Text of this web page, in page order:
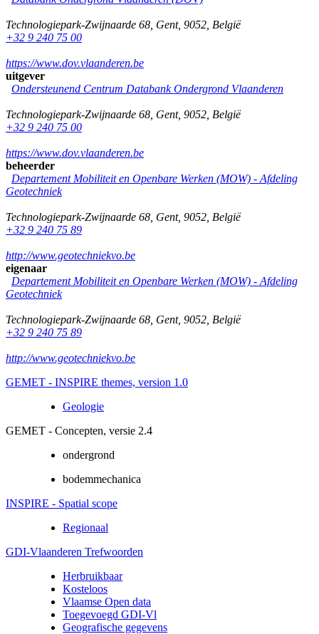
Technologiepark-Zwijnaarde 68 Gent, 9052 België
+32 9 240 75 00
https://www.dov.vlaanderen.be
uitgever
Ondersteunend Centrum Databank Ondergrond Vlaanderen
Technologiepark-Zwijnaarde 68 Gent, 9052 België
+32 9 240 75 00
https://www.dov.vlaanderen.be
beheerder
Departement Mobiliteit en Openbare Werken (MOW) - Afdeling
Geotechniek
Technologiepark-Zwijnaarde 68 Gent, 9052 België
+32 9 240 75 89
http://www.geotechniekvo.be
eigenaar
Departement Mobiliteit en Openbare Werken (MOW) - Afdeling
Geotechniek
Technologiepark-Zwijnaarde 68 Gent, 9052 België
+32 9 240 75 89
http://www.geotechniekvo.be
GEMET - INSPIRE themes, version 1.0
Geologie
GEMET - Concepten, versie 2.4
ondergrond
bodemmechanica
INSPIRE - Spatial scope
Regionaal
GDI-Vlaanderen Trefwoorden
Herbruikbaar
Kosteloos
Vlaamse Open data
Toegevoegd GDI-Vl
Geografische gegevens